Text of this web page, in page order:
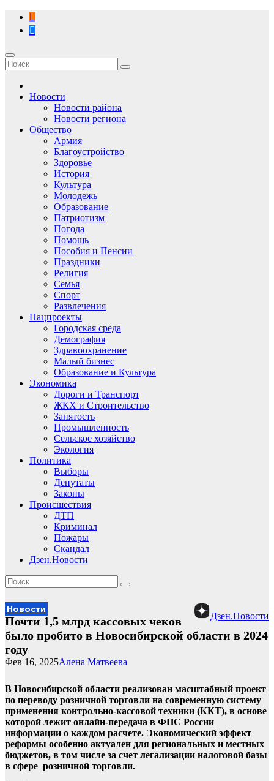
Перейти
содержимому
Новости
Новости района
Новости региона
Общество
Армия
Благоустройство
Здоровье
История
Культура
Молодежь
Образование
Патриотизм
Погода
Помощь
Пособия и Пенсии
Праздники
Религия
Семья
Спорт
Развлечения
Нацпроекты
Городская среда
Демография
Здравоохранение
Малый бизнес
Образование и Культура
Экономика
Дороги и Транспорт
ЖКХ и Строительство
Занятость
Промышленность
Сельское хозяйство
Экология
Политика
Выборы
Депутаты
Законы
Происшествия
ДТП
Криминал
Пожары
Скандал
Дзен.Новости
Дзен.Новости
Новости
Почти 1,5 млрд кассовых чеков
было пробито в Новосибирской области в 2024
году
Алена Матвеева
Фев 16, 2025
В Новосибирской области реализован масштабный проект
по переводу розничной торговли на современную систему
применения контрольно-кассовой техники (ККТ), в основе
которой лежит онлайн-передача в ФНС России
информации о каждом расчете. Экономический эффект
реформы особенно актуален для региональных и местных
бюджетов, в том числе за счет легализации налоговой базы
в сфере розничной торговли.